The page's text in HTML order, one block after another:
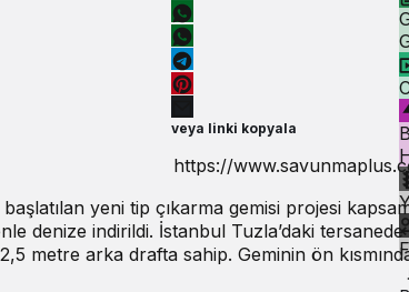
veya linki kopyala
yeni tip çıkarma gemisi projesi
denize indirildi. İstanbul Tuzla’daki tersanede
metre arka drafta sahip. Geminin ön